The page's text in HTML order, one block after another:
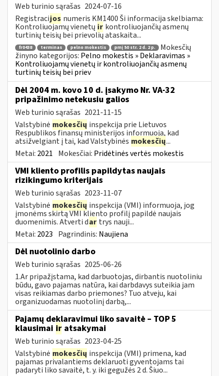
Web turinio sąrašas 2024-07-16
Registracijos numeris KM1400 Ši informacija skelbiama:
Kontroliuojamų vienetų ir kontroliuojančių asmenų
turtinių teisių bei prievolių ataskaita...
fr0438 terminas pelno mokestis pmį 50 str. 2 d. 2 p.
Mokesčių
žinyno kategorijos: Pelno mokestis » Deklaravimas »
Kontroliuojamų vienetų ir kontroliuojančių asmenų
turtinių teisių bei priev
Dėl 2004 m. kovo 10 d. įsakymo Nr. VA-32
pripažinimo netekusiu galios
Web turinio sąrašas 2021-11-15
Valstybinė mokesčių inspekcija prie Lietuvos
Respublikos finansų ministerijos informuoja, kad
atsižvelgiant į tai, kad Valstybinės mokesčių...
Metai: 2021 Mokesčiai: Pridėtinės vertės mokestis
VMI kliento profilis papildytas naujais
rizikingumo kriterijais
Web turinio sąrašas 2023-11-07
Valstybinė mokesčių inspekcija (VMI) informuoja, jog
įmonėms skirtą VMI kliento profilį papildė naujais
duomenimis. Atverti dar trys nauji...
Metai: 2023 Pagrindinis: Naujiena
Dėl nuotolinio darbo
Web turinio sąrašas 2025-06-26
1.Ar pripažįstama, kad darbuotojas, dirbantis nuotoliniu
būdu, gavo pajamas natūra, kai darbdavys suteikia jam
visas reikiamas darbo priemones? Tuo atveju, kai
organizuodamas nuotolinį darbą,...
Pajamų deklaravimui liko savaitė – TOP 5
klausimai ir atsakymai
Web turinio sąrašas 2023-04-25
Valstybinė mokesčių inspekcija (VMI) primena, kad
pajamas privalantiems deklaruoti gyventojams tai
padaryti liko savaitė, t. y. iki gegužės 2 d. Šiuo...